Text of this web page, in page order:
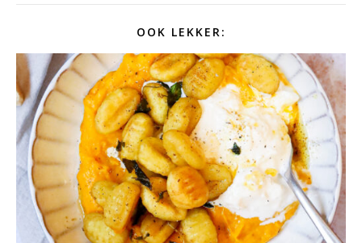
OOK LEKKER: